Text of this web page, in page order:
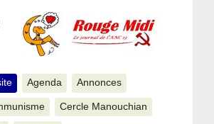
Agenda Annonces
Cercle Manouchian